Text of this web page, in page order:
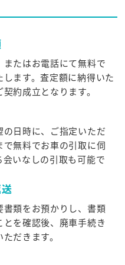
またはお電話にて無料で
ます。査定額に納得いた
約成立となります。
の日時に、ご指定いただ
で無料でお車の引取に伺
いなしの引取も可能で
書類をお預かりし、書類
を確認後、廃車手続き
だきます。